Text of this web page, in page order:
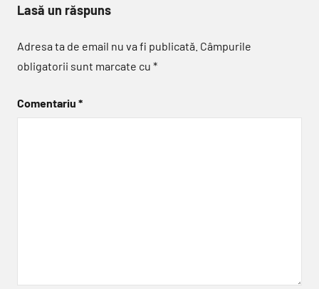
Lasă un răspuns
Adresa ta de email nu va fi publicată. Câmpurile
obligatorii sunt marcate cu *
Comentariu *